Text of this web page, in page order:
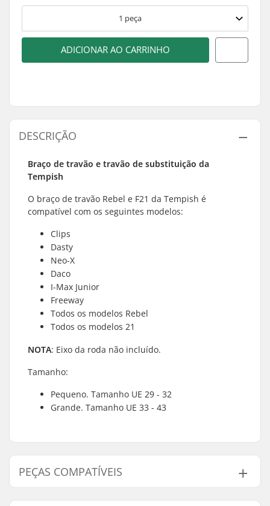
1 peça
ADICIONAR AO CARRINHO
DESCRIÇÃO
Braço de travão e travão de substituição da
Tempish
O braço de travão Rebel e F21 da Tempish é
compatível com os seguintes modelos:
Clips
Dasty
Neo-X
Daco
I-Max Junior
Freeway
Todos os modelos Rebel
Todos os modelos 21
NOTA: Eixo da roda não incluído.
Tamanho:
Pequeno. Tamanho UE 29 - 32
Grande. Tamanho UE 33 - 43
PEÇAS COMPATÍVEIS
Encontre produtos compativeis com Tempish Rebel